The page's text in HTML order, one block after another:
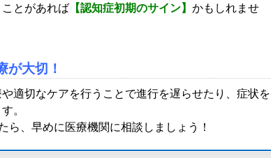
とがあれば 【認知症初期のサイン】 かもしれませ
が大切！
適切なケアを行うことで進行を遅らせたり、症状を
。
ら、早めに医療機関に相談しましょう！